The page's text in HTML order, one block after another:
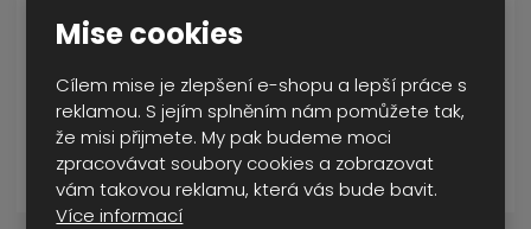
Mise cookies
Cílem mise je zlepšení e-shopu a lepší práce s
reklamou. S jejím splněním nám pomůžete tak,
že misi přijmete. My pak budeme moci
zpracovávat soubory cookies a zobrazovat
vám takovou reklamu, která vás bude bavit.
Více informací
349 Kč
Cena s DPH
KOUPIT